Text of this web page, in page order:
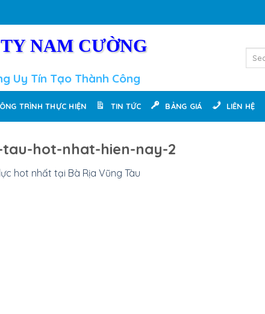
NAM CƯỜNG
Uy Tín Tạo Thành Công
TRÌNH THỰC HIỆN TIN TỨC BẢNG GIÁ LIÊN HỆ
hot-nhat-hien-nay-2
hot nhất tại Bà Rịa Vũng Tàu